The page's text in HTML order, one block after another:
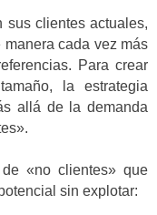
sus clientes actuales,
cada vez más
Para crear
la estrategia
allá de la demanda
«no clientes» que
sin explotar: